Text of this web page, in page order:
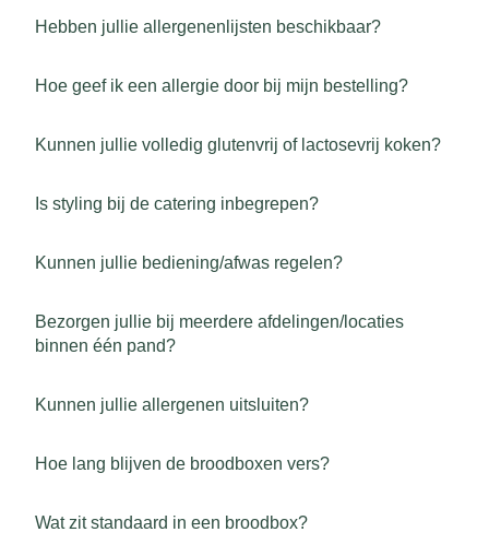
Hebben jullie allergenenlijsten beschikbaar?
Hoe geef ik een allergie door bij mijn bestelling?
Kunnen jullie volledig glutenvrij of lactosevrij koken?
Is styling bij de catering inbegrepen?
Kunnen jullie bediening/afwas regelen?
Bezorgen jullie bij meerdere afdelingen/locaties
binnen één pand?
Kunnen jullie allergenen uitsluiten?
Hoe lang blijven de broodboxen vers?
Wat zit standaard in een broodbox?